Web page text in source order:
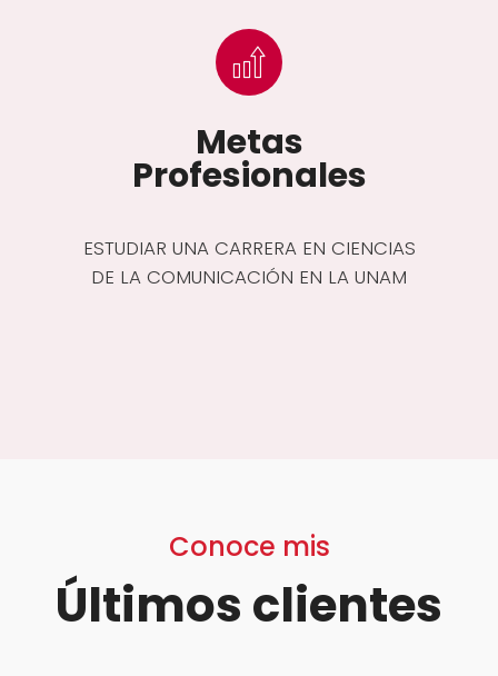
Metas
Profesionales
ESTUDIAR UNA CARRERA EN CIENCIAS
DE LA COMUNICACIÓN EN LA UNAM
Conoce mis
Últimos clientes